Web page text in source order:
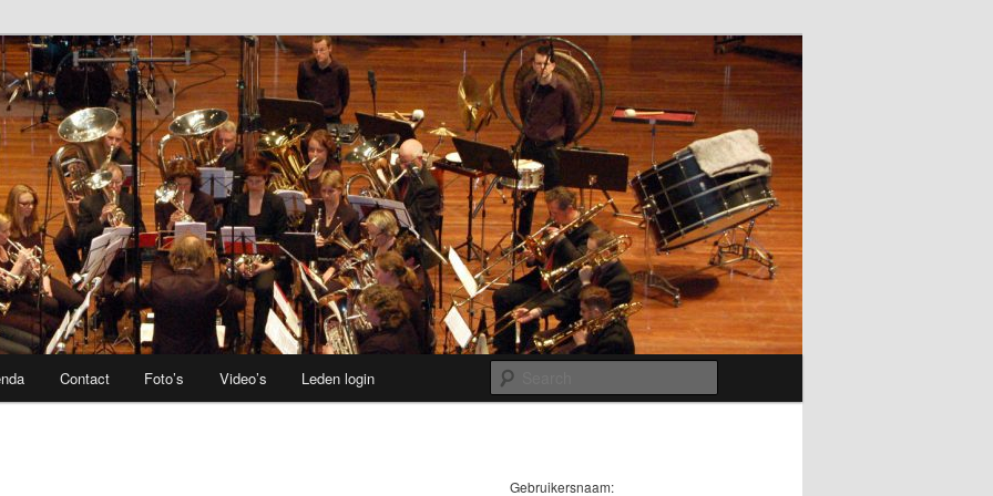
Contact Foto’s Video’s Leden login
Gebruikersnaam: